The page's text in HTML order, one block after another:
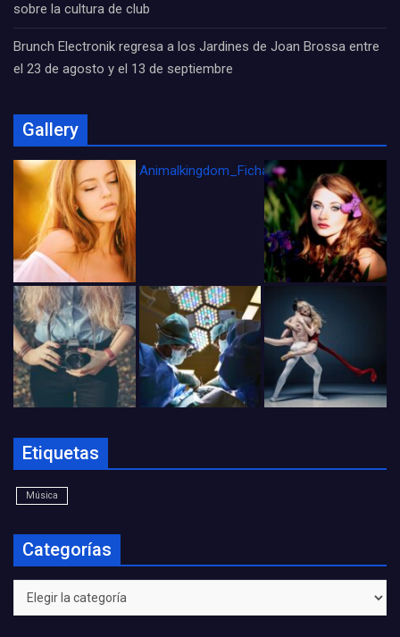
sobre la cultura de club
Brunch Electronik regresa a los Jardines de Joan Brossa entre
el 23 de agosto y el 13 de septiembre
Gallery
Animalkingdom_FichaCine
Etiquetas
Música
Categorías
Categorías